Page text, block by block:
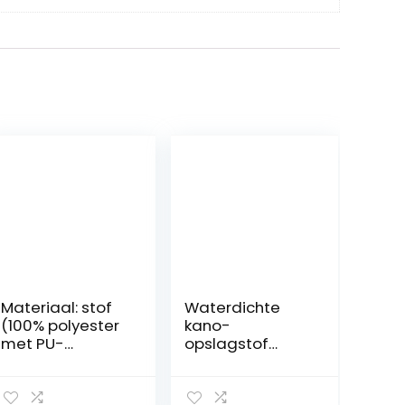
Materiaal: stof
(100% polyester
met PU-
Biminitop 4-
Waterdichte
kano-
opslagstof
vissersboot/kaj